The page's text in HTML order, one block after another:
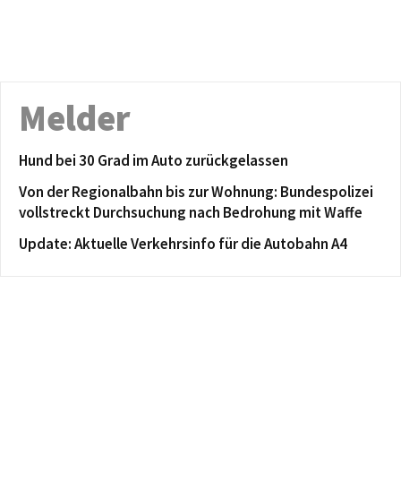
Melder
Hund bei 30 Grad im Auto zurückgelassen
Von der Regionalbahn bis zur Wohnung: Bundespolizei
vollstreckt Durchsuchung nach Bedrohung mit Waffe
Update: Aktuelle Verkehrsinfo für die Autobahn A4